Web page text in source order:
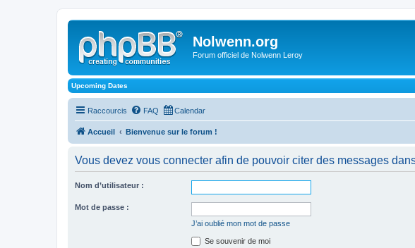
Nolwenn.org
Forum officiel de Nolwenn Leroy
Upcoming Dates
Raccourcis FAQ Calendar
Accueil Bienvenue sur le forum !
Vous devez vous connecter afin de pouvoir citer des messages
Nom d’utilisateur :
Mot de passe :
J’ai oublié mon mot de passe
Se souvenir de moi